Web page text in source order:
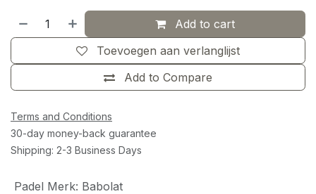
Add to cart
Add to Compare
Toevoegen aan verlanglijst
Terms and Conditions
30-day money-back guarantee
Shipping: 2-3 Business Days
Padel Merk: Babolat